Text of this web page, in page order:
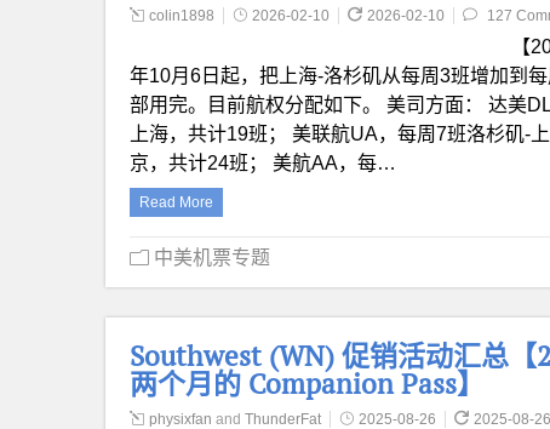
colin1898 2026-02-10 2026-02-10 127
【
年10月6日起，把上海-洛杉矶从每周3班增加到
部用完。目前航权分配如下。 美司方面： 达美
上海，共计19班； 美联航UA，每周7班洛杉矶-
京，共计24班； 美航AA，每…
Read More
中美机票专题
Southwest (WN) 促销活动汇总
两个月的 Companion Pass】
physixfan and ThunderFat 2025-08-26 2025-08-26